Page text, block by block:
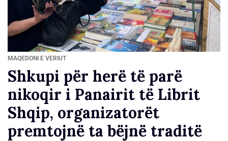
MAQEDONI E VERIUT
Shkupi për herë të parë
nikoqir i Panairit të Librit
Shqip, organizatorët
premtojnë ta bëjnë traditë